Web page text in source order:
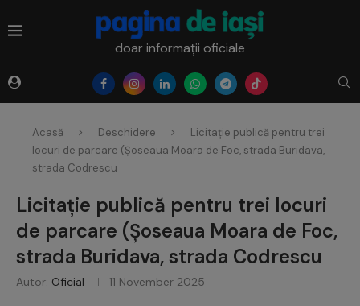
doar informații oficiale
Acasă Deschidere
Licitație publică pentru trei
locuri de parcare (Șoseaua Moara de Foc, strada Buridava,
strada Codrescu
Licitație publică pentru trei locuri
de parcare (Șoseaua Moara de Foc,
strada Buridava, strada Codrescu
Autor: Oficial 11 November 2025